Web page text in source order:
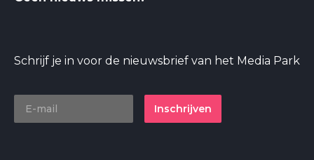
Schrijf je in voor de nieuwsbrief van het Media Park
Inschrijven